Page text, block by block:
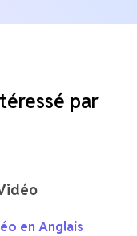
par
en Anglais